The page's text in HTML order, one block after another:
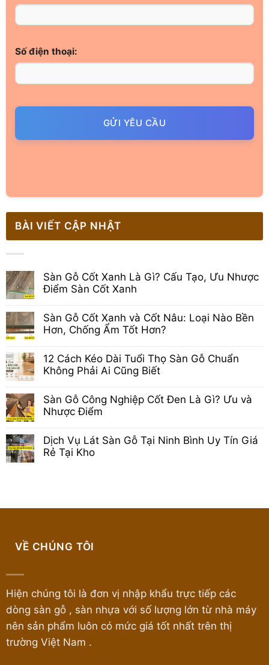
Số điện thoại:
GỬI YÊU CẦU
BÀI VIẾT CẬP NHẬT
Sàn Gỗ Cốt Xanh Là Gì? Cấu Tạo, Ưu Nhược
Điểm Sàn Cốt Xanh
bình
luận
ở
Cốt
Xanh
Là
Cấu
Tạo,
Ưu
Sàn
Cốt
Xanh
Sàn Gỗ Cốt Xanh và Cốt Nâu: Loại Nào Bền
Hơn, Chống Ẩm Tốt Hơn?
bình
luận
ở
Gỗ
Cốt
Xanh
và
Nâu:
Loại
Nào
12 Cách Kéo Dài Tuổi Thọ Sàn Gỗ Chuẩn
Không Phải Ai Cũng Biết
bình
luận
ở
Kéo
Dài
Tuổi
Phải
Sàn Gỗ Công Nghiệp Cốt Đen Là Gì? Ưu và
Nhược Điểm
bình
luận
ở
Đen
và
Nhược
Dịch Vụ Lát Sàn Gỗ Tại Ninh Bình Uy Tín Giá
Rẻ Tại Kho
Dịch
Gỗ
Tại
Giá
Rẻ
Tại
Kho
VỀ CHÚNG TÔI
Hiện chúng tôi là đơn vị nhập khẩu trực tiếp các
dòng sàn gỗ , sàn nhựa với số lượng lớn từ nhà máy
nên sản phẩm luôn có mức giá tốt nhất trên thị
trường Việt Nam .